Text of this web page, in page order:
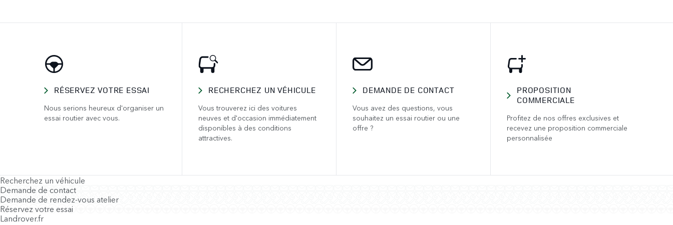
RÉSERVEZ VOTRE ESSAI
Nous serions heureux d'organiser un
essai routier avec vous.
RECHERCHEZ UN VÉHICULE
Vous trouverez ici des voitures
neuves et d'occasion immédiatement
disponibles à des conditions
attractives.
DEMANDE DE CONTACT
Vous avez des questions, vous
souhaitez un essai routier ou une
offre ?
PROPOSITION
COMMERCIALE
Profitez de nos offres exclusives et
recevez une proposition commerciale
personnalisée
Recherchez un véhicule
Demande de contact
Demande de rendez-vous atelier
Réservez votre essai
Landrover.fr